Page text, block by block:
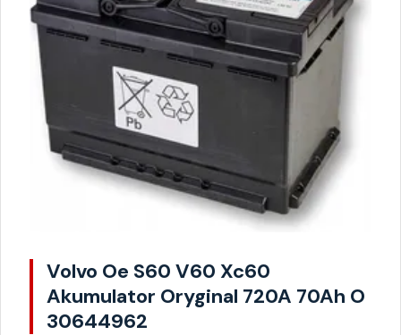
Volvo Oe S60 V60 Xc60
Akumulator Oryginal 720A 70Ah O
30644962